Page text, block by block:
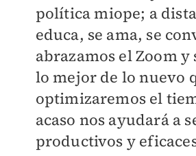
política miope; a
educa, se ama, se
abrazamos el Zoom
lo mejor de lo nuevo
optimizaremos el
acaso nos ayudará a
productivos y